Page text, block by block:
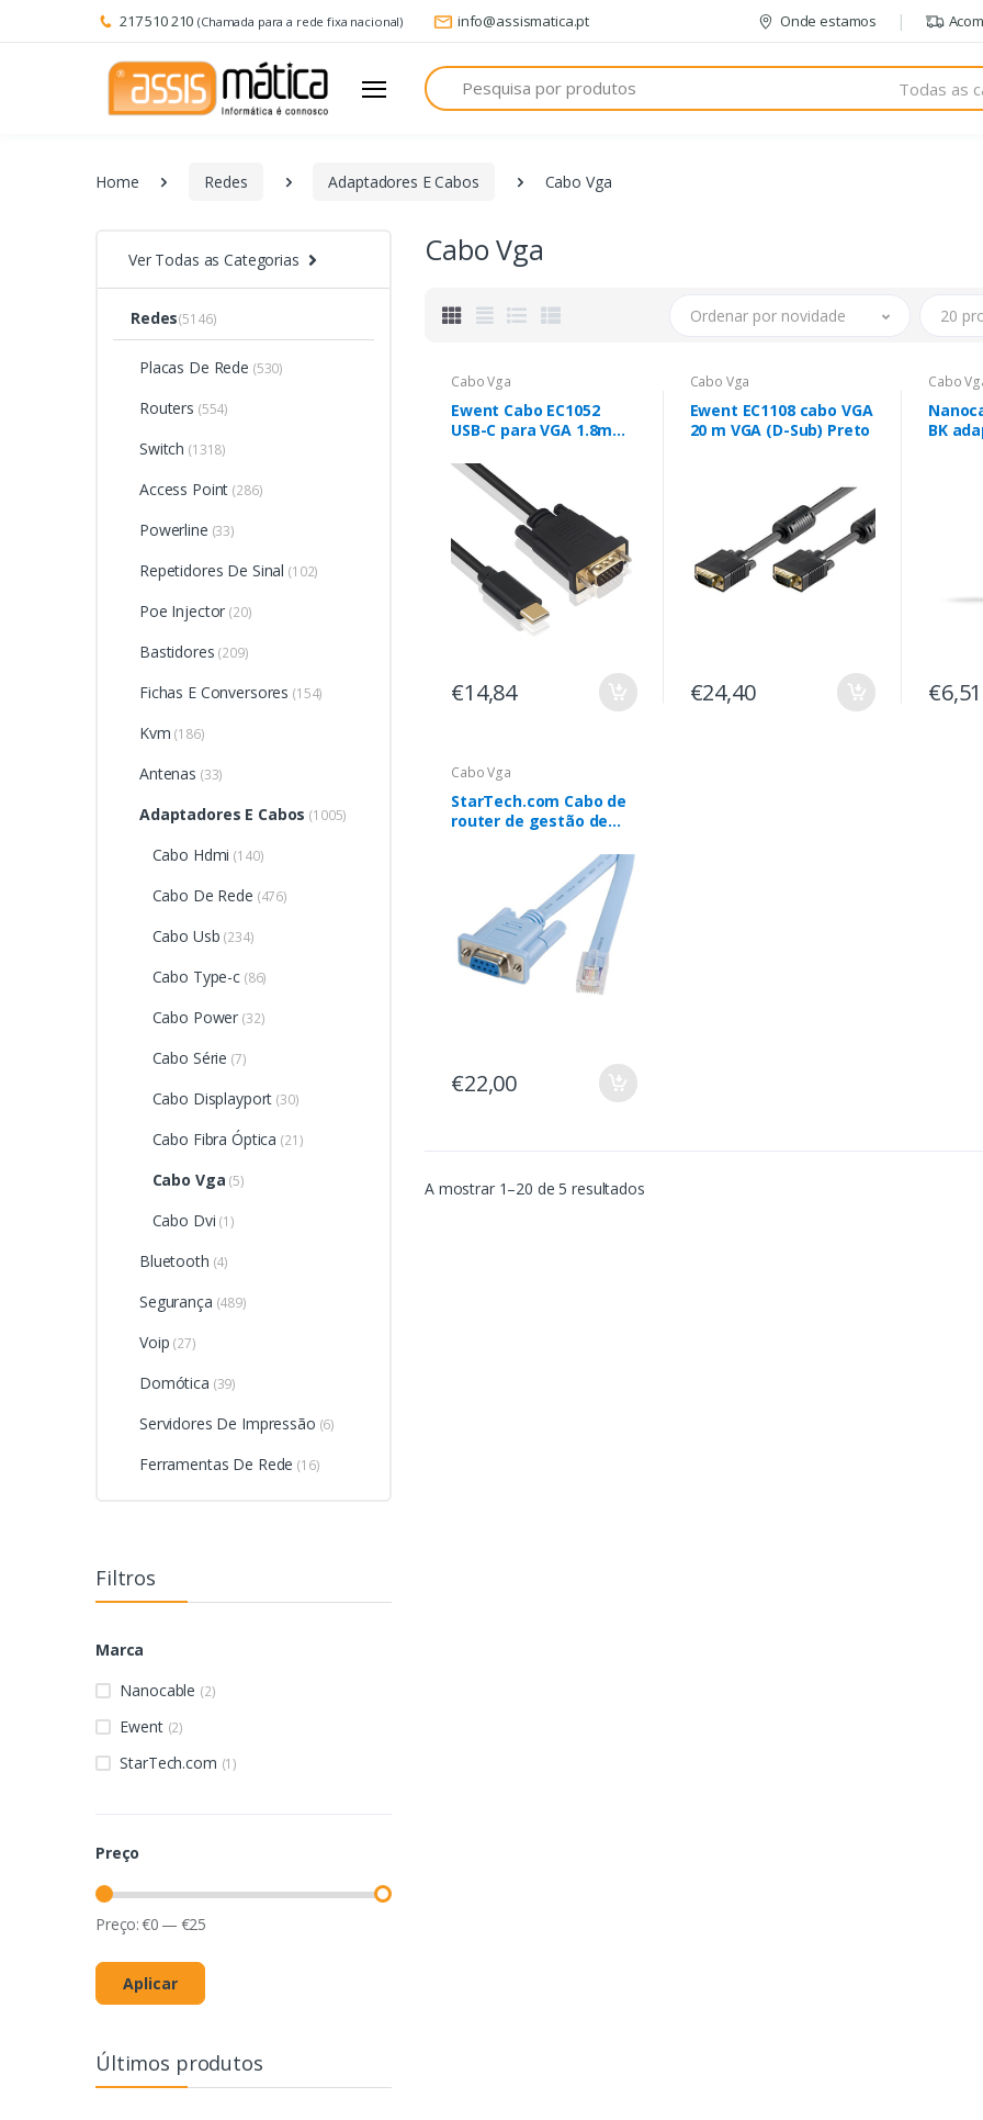
217 510 210 (Chamada para a rede fixa nacional) info@assismatica.pt Onde estamos
Pesquisa
Todas as
Home Redes Adaptadores E Cabos Cabo Vga
Ver Todas as Categorias
Redes(5146)
Placas De Rede (530)
Routers (554)
Switch (1318)
Access Point (286)
Powerline (33)
Repetidores De Sinal (102)
Poe Injector (20)
Bastidores (209)
Fichas E Conversores (154)
Kvm (186)
Antenas (33)
Adaptadores E Cabos (1005)
Cabo Hdmi (140)
Cabo De Rede (476)
Cabo Usb (234)
Cabo Type-c(86)
Cabo Power (32)
Cabo Série (7)
Cabo Displayport (30)
Cabo Fibra Óptica (21)
Cabo Vga (5)
Cabo Dvi (1)
Bluetooth (4)
Segurança (489)
Voip (27)
Domótica (39)
Servidores De Impressão (6)
Ferramentas De Rede (16)
Filtros
Marca
Nanocable (2)
Ewent (2)
StarTech.com (1)
Preço
Preço:€0 — €25
Aplicar
Últimos produtos
Cabo Vga
Ordenar por novidade 20
Cabo Vga
Ewent Cabo EC1052
USB-C para VGA 1.8m
€14,84
Cabo Vga
Ewent EC1108 cabo VGA
20 m VGA (D-Sub) Preto
€24,40
Cabo
BK
€6,51
Cabo Vga
StarTech.com Cabo de
router de gestão de
DB9 de 1,8 m - M/F
€22,00
A mostrar 1–20 de 5 resultados